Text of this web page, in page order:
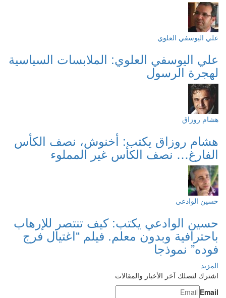
علي اليوسفي العلوي
علي اليوسفي العلوي: الملابسات السياسية
لهجرة الرسول
هشام روزاق
هشام روزاق يكتب: أخنوش، نصف الكأس
الفارغ… نصف الكأس غير المملوء
حسين الوادعي
حسين الوادعي يكتب: كيف تنتصر للإرهاب
باحترافية وبدون معلم. فيلم “اغتيال فرج
فوده” نموذجا
المزيد
اشترك لتصلك آخر الأخبار والمقالات
Email